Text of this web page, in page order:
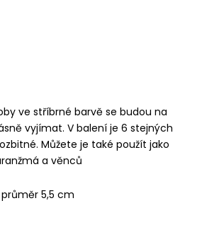
ve stříbrné barvě se budou na
vyjímat. V balení je 6 stejných
Můžete je také použít jako
a věnců
5,5 cm